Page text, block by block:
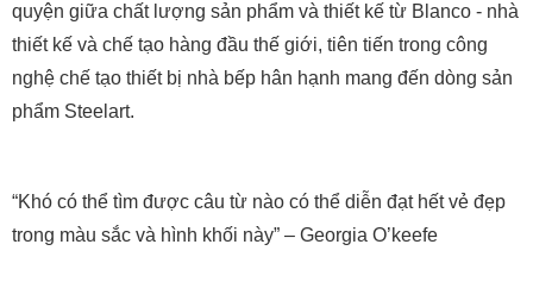
quyện giữa chất lượng sản phẩm và thiết kế từ Blanco - nhà
thiết kế và chế tạo hàng đầu thế giới, tiên tiến trong công
nghệ chế tạo thiết bị nhà bếp hân hạnh mang đến dòng sản
phẩm Steelart.
“Khó có thể tìm được câu từ nào có thể diễn đạt hết vẻ đẹp
trong màu sắc và hình khối này” – Georgia O’keefe